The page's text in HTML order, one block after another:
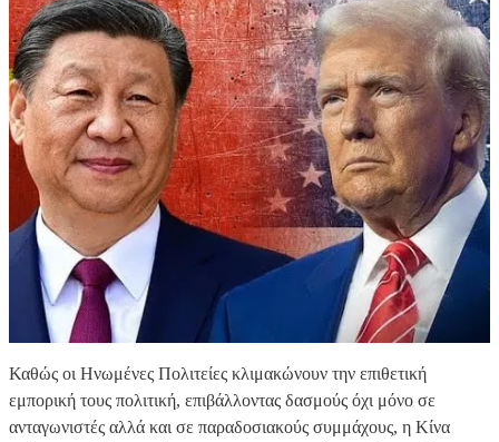
Καθώς οι Ηνωμένες Πολιτείες κλιμακώνουν την επιθετική
εμπορική τους πολιτική, επιβάλλοντας δασμούς όχι μόνο σε
ανταγωνιστές αλλά και σε παραδοσιακούς συμμάχους, η Κίνα